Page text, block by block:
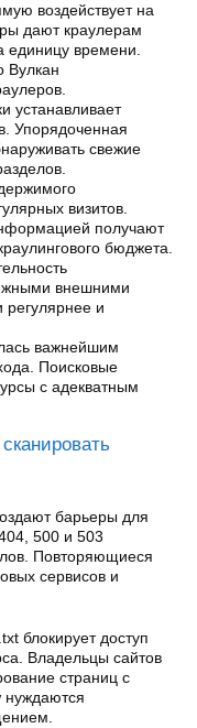
воздействует на
дают краулерам
единицу времени.
Вулкан
устанавливает
Упорядоченная
свежие
визитов.
получают
бюджета.
внешними
регулярнее и
важнейшим
Поисковые
с адекватным
барьеры для
500 и 503
Повторяющиеся
сервисов и
блокирует доступ
Владельцы сайтов
страниц с
нуждаются